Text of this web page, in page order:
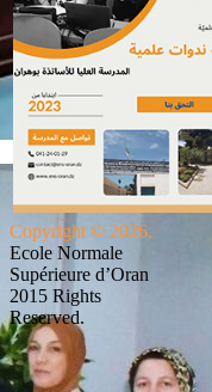
Copyright © 2026.
Ecole Normale
Supérieure d’Oran
2015 Rights
Reserved.